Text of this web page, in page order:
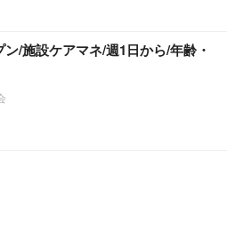
/施設ケアマネ/週1日から/年齢・